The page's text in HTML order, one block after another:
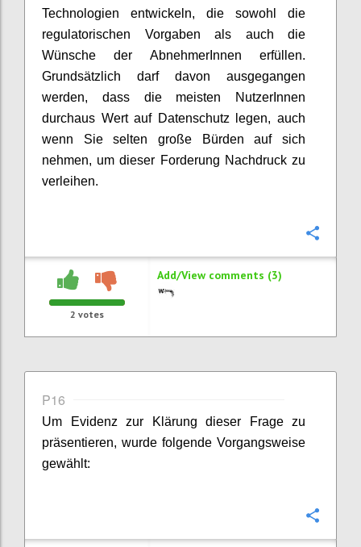
Technologien entwickeln, die sowohl die
regulatorischen Vorgaben als auch die
Wünsche der AbnehmerInnen erfüllen.
Grundsätzlich darf davon ausgegangen
werden, dass die meisten NutzerInnen
durchaus Wert auf Datenschutz legen, auch
wenn Sie selten große Bürden auf sich
nehmen, um dieser Forderung Nachdruck zu
verleihen.
2 votes
Add/View comments (3)
P16
Um Evidenz zur Klärung dieser Frage zu
präsentieren, wurde folgende Vorgangsweise
gewählt: